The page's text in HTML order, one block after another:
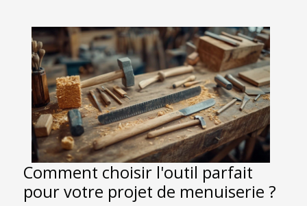
Comment choisir l'outil parfait
pour votre projet de menuiserie ?